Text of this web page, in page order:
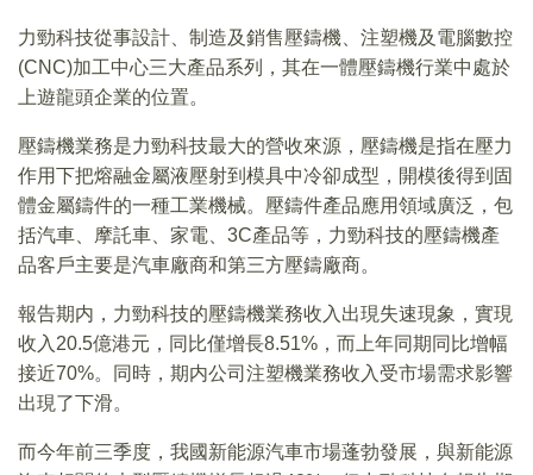
力勁科技從事設計、制造及銷售壓鑄機、注塑機及電腦數控
(CNC)加工中心三大產品系列，其在一體壓鑄機行業中處於
上遊龍頭企業的位置。
壓鑄機業務是力勁科技最大的營收來源，壓鑄機是指在壓力
作用下把熔融金屬液壓射到模具中冷卻成型，開模後得到固
體金屬鑄件的一種工業機械。壓鑄件產品應用領域廣泛，包
括汽車、摩託車、家電、3C產品等，力勁科技的壓鑄機產
品客戶主要是汽車廠商和第三方壓鑄廠商。
報告期内，力勁科技的壓鑄機業務收入出現失速現象，實現
收入20.5億港元，同比僅增長8.51%，而上年同期同比增幅
接近70%。同時，期内公司注塑機業務收入受市場需求影響
出現了下滑。
而今年前三季度，我國新能源汽車市場蓬勃發展，與新能源